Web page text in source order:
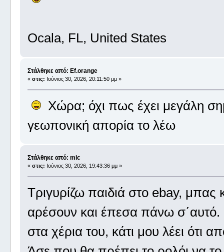
Ocala, FL, United States
Στάλθηκε από: Ef.orange
« στις: Ιούνιος 30, 2026, 20:11:50 μμ »
Χώρα; όχι πως έχει μεγάλη
γεωπονική απορία το λέω
Στάλθηκε από: mic
« στις: Ιούνιος 30, 2026, 19:43:36 μμ »
Τριγυρίζω παιδιά στο ebay, μπας
αρέσουν και έπεσα πάνω σ΄αυτό.
στα χέρια του, κάτι μου λέει ότι